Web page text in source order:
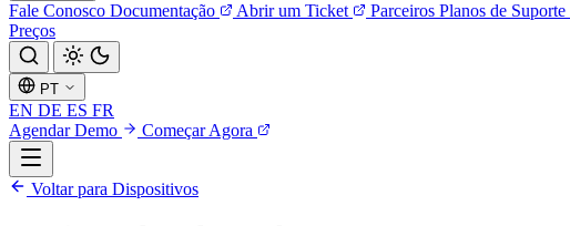
Fale Conosco Documentação Abrir um Ticket Parceiros Planos de Suporte
Preços
PT
EN DE ES FR
Agendar Demo
Começar Agora
Voltar para Dispositivos